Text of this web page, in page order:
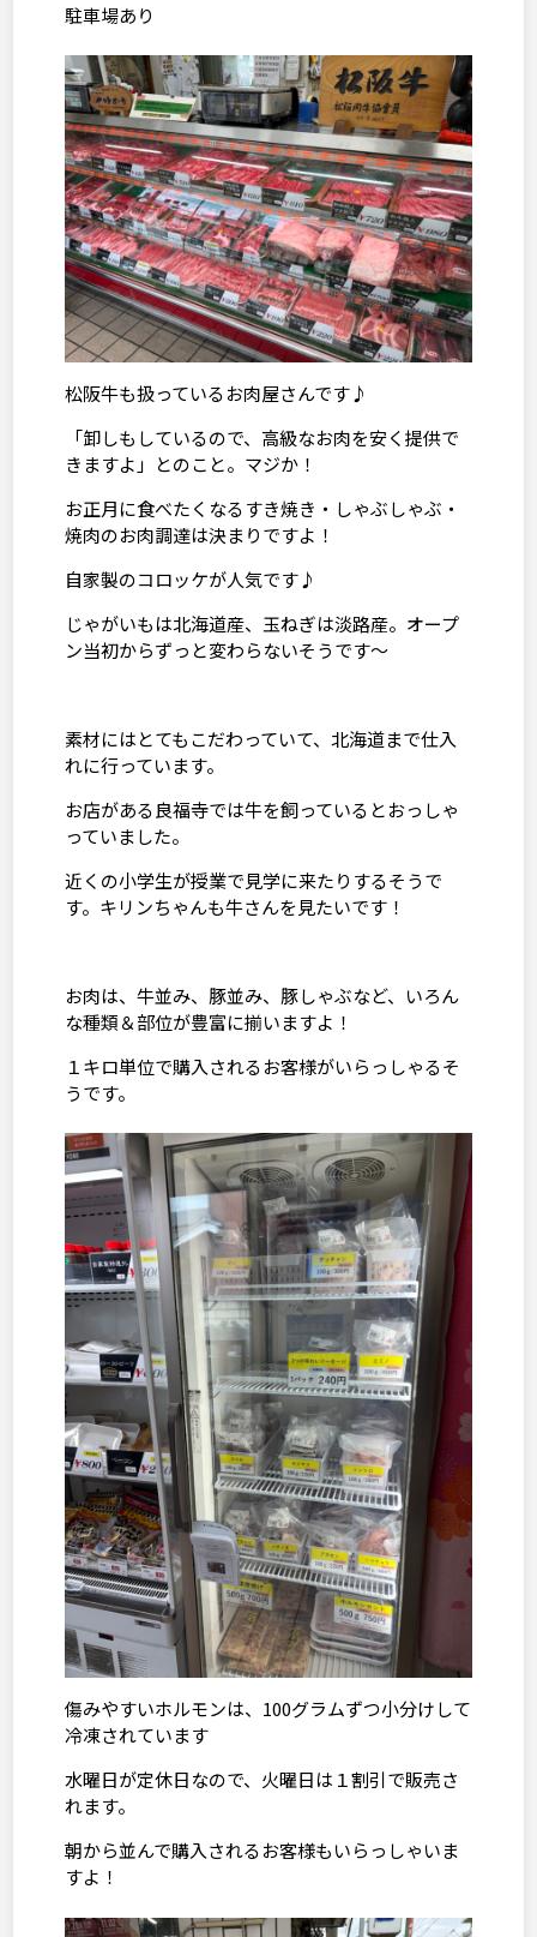
駐車場あり
松阪牛も扱っているお肉屋さんです♪
「卸しもしているので、高級なお肉を安く提供で
きますよ」とのこと。マジか！
お正月に食べたくなるすき焼き・しゃぶしゃぶ・
焼肉のお肉調達は決まりですよ！
自家製のコロッケが人気です♪
じゃがいもは北海道産、玉ねぎは淡路産。オープ
ン当初からずっと変わらないそうです～
素材にはとてもこだわっていて、北海道まで仕入
れに行っています。
お店がある良福寺では牛を飼っているとおっしゃ
っていました。
近くの小学生が授業で見学に来たりするそうで
す。キリンちゃんも牛さんを見たいです！
お肉は、牛並み、豚並み、豚しゃぶなど、いろん
な種類＆部位が豊富に揃いますよ！
１キロ単位で購入されるお客様がいらっしゃるそ
うです。
傷みやすいホルモンは、 100グラムずつ小分けして
冷凍されています
水曜日が定休日なので、火曜日は１割引で販売さ
れます。
朝から並んで購入されるお客様もいらっしゃいま
すよ！